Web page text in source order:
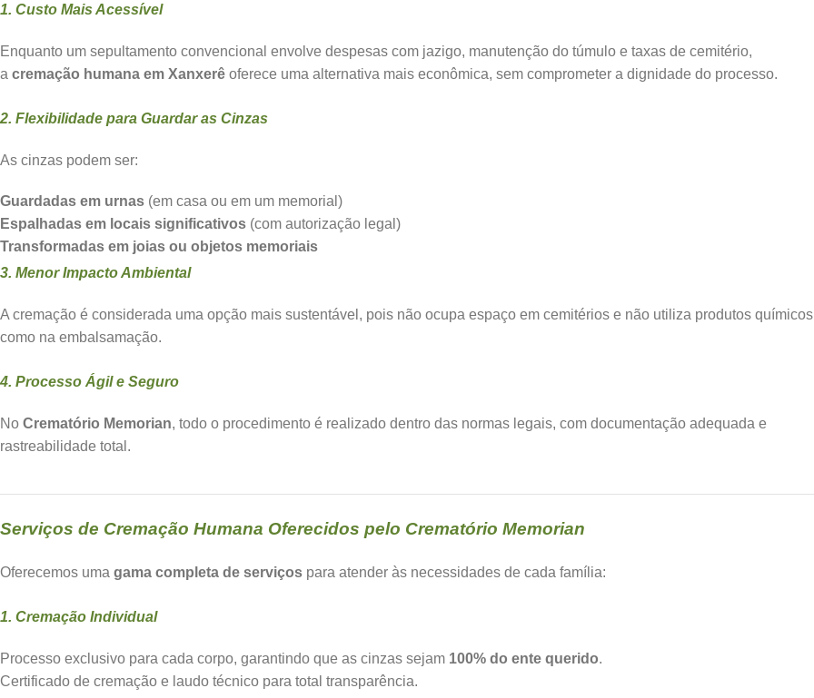
1. Custo Mais Acessível
Enquanto um sepultamento convencional envolve despesas com jazigo, manutenção do túmulo e taxas de cemitério,
a cremação humana em Xanxerê oferece uma alternativa mais econômica, sem comprometer a dignidade do processo.
2. Flexibilidade para Guardar as Cinzas
As cinzas podem ser:
Guardadas em urnas (em casa ou em um memorial)
Espalhadas em locais significativos (com autorização legal)
Transformadas em joias ou objetos memoriais
3. Menor Impacto Ambiental
A cremação é considerada uma opção mais sustentável, pois não ocupa espaço em cemitérios e não utiliza produtos químicos
como na embalsamação.
4. Processo Ágil e Seguro
No Crematório Memorian, todo o procedimento é realizado dentro das normas legais, com documentação adequada e
rastreabilidade total.
Serviços de Cremação Humana Oferecidos pelo Crematório Memorian
Oferecemos uma gama completa de serviços para atender às necessidades de cada família:
1. Cremação Individual
Processo exclusivo para cada corpo, garantindo que as cinzas sejam 100% do ente querido.
Certificado de cremação e laudo técnico para total transparência.